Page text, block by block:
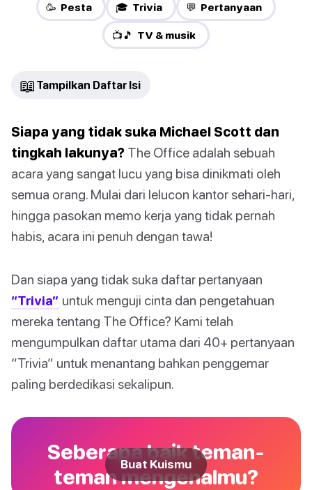
🥳 Pesta 🎓 Trivia 💬 Pertanyaan
📺🎵 TV & musik
📖 Tampilkan Daftar Isi
Siapa yang tidak suka Michael Scott dan
tingkah lakunya? The Office adalah sebuah
acara yang sangat lucu yang bisa dinikmati oleh
semua orang. Mulai dari lelucon kantor sehari-hari,
hingga pasokan memo kerja yang tidak pernah
habis, acara ini penuh dengan tawa!
Dan siapa yang tidak suka daftar pertanyaan
“Trivia” untuk menguji cinta dan pengetahuan
mereka tentang The Office? Kami telah
mengumpulkan daftar utama dari 40+ pertanyaan
“Trivia” untuk menantang bahkan penggemar
paling berdedikasi sekalipun.
Seberapa baik teman-
teman mengenalmu?
Buat Kuismu